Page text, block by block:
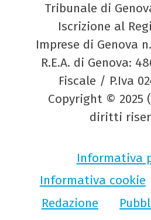
Tribunale di
Iscrizione al
Imprese di Genova
R.E.A. di Genova:
Fiscale / P.Iva
Copyright © 2025
diritti
Informativa
Informativa cookie
Redazione